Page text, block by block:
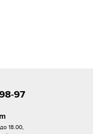
97
18.00,